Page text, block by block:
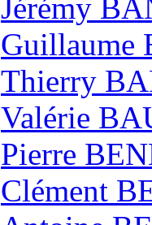
Jérémy
Guillaume
Thierry
Valérie
Pierre
Clément